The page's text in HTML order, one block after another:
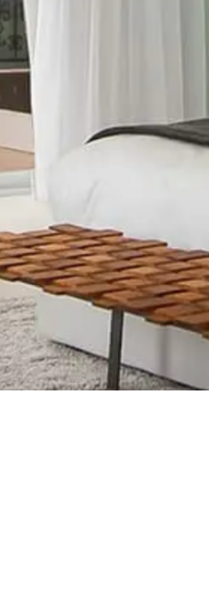
Next Project
8970 SW 63RD